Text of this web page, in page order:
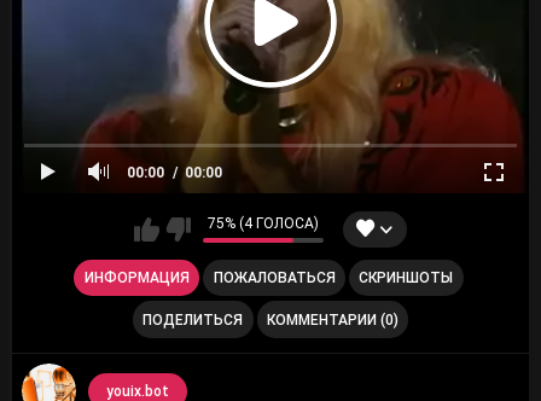
00:00 00:00
75% (4 ГОЛОСА)
ИНФОРМАЦИЯ ПОЖАЛОВАТЬСЯ СКРИНШОТЫ
ПОДЕЛИТЬСЯ КОММЕНТАРИИ (0)
youix.bot